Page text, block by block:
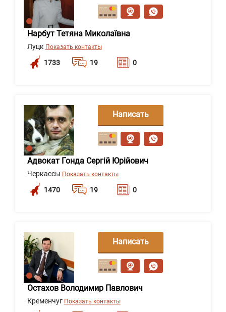
Нарбут Тетяна Миколаївна
Луцк Показать контакты
1733 19 0
сообщение
Адвокат Гонда Сергій Юрійович
Черкассы Показать контакты
1470 19 0
Написать
сообщение
Остахов Володимир Павлович
Кременчуг Показать контакты
Написать
сообщение